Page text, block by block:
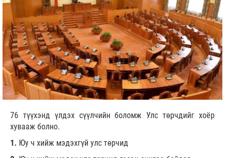
76 түүхэнд үлдэх сүүлчийн боломж Улс төрчдийг хоёр
хувааж болно.
1. Юу ч хийж мэдэхгүй улс төрчид